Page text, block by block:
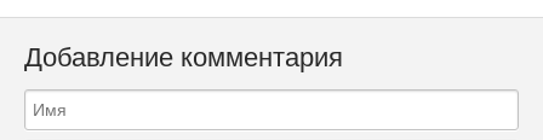
Добавление комментария